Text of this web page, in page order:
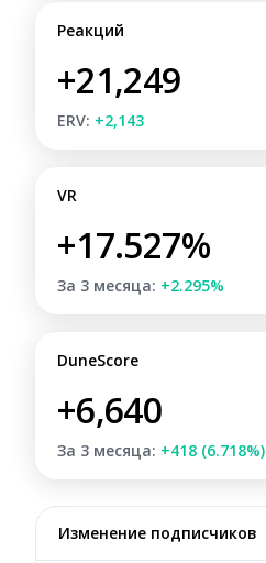
Реакций
+21,249
ERV: +2,143
VR
+17.527%
За 3 месяца: +2.295%
DuneScore
+6,640
За 3 месяца: +418 (6.718%)
Изменение подписчиков